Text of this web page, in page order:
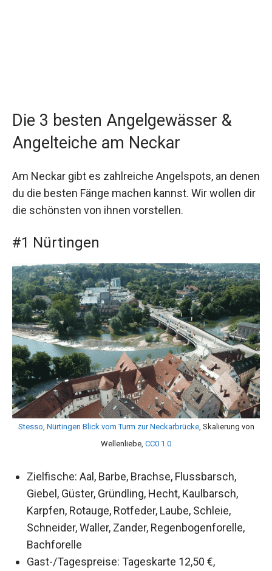
Die 3 besten Angelgewässer &
Angelteiche am Neckar
Am Neckar gibt es zahlreiche Angelspots, an denen
du die besten Fänge machen kannst. Wir wollen dir
die schönsten von ihnen vorstellen.
#1 Nürtingen
Stesso, Nürtingen Blick vom Turm zur Neckarbrücke, Skalierung von
Wellenliebe, CC0 1.0
Zielfische: Aal, Barbe, Brachse, Flussbarsch,
Giebel, Güster, Gründling, Hecht, Kaulbarsch,
Karpfen, Rotauge, Rotfeder, Laube, Schleie,
Schneider, Waller, Zander, Regenbogenforelle,
Bachforelle
Gast-/Tagespreise: Tageskarte 12,50 €,